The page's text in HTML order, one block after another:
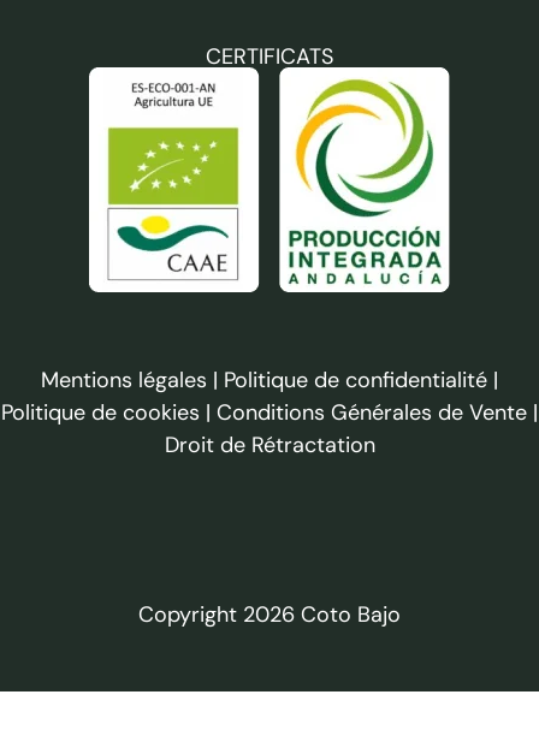
CERTIFICATS
Mentions légales | Politique de confidentialité |
Politique de cookies | Conditions Générales de Vente |
Droit de Rétractation
Copyright 2026 Coto Bajo